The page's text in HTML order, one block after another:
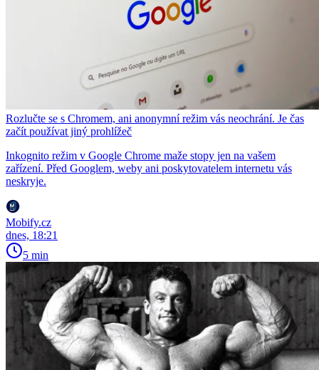
Rozlučte se s Chromem, ani anonymní režim vás neochrání. Je čas
začít používat jiný prohlížeč
Inkognito režim v Google Chrome maže stopy jen na vašem
zařízení. Před Googlem, weby ani poskytovatelem internetu vás
neskryje.
Mobify.cz
dnes, 18:21
5 min